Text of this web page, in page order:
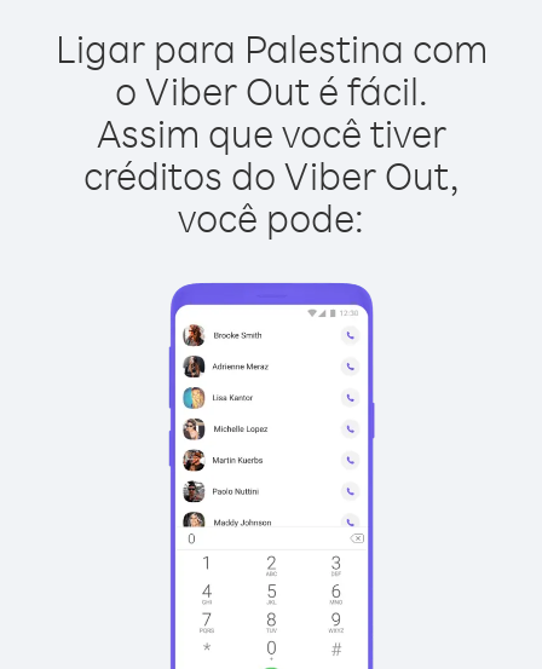
Ligar para Palestina com
o Viber Out é fácil.
Assim que você tiver
créditos do Viber Out,
você pode: